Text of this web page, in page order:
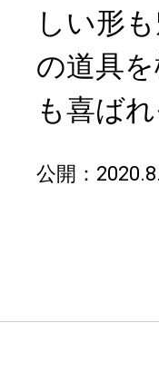
しい形
の道具
も喜ば
公開：